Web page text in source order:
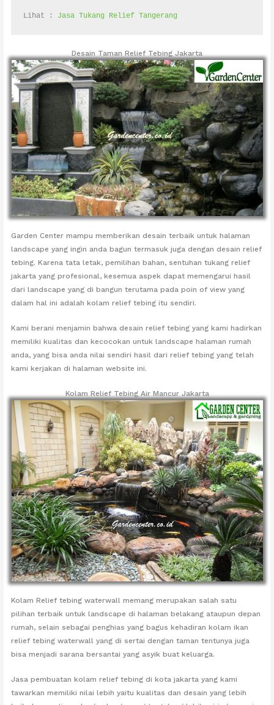
Lihat : Jasa Tukang Relief Tangerang
Desain Taman Relief Tebing Jakarta
Garden Center mampu memberikan desain terbaik untuk halaman
landscape yang ingin anda bagun termasuk juga dengan desain relief
tebing. Karena tata letak, pemilihan bahan, sentuhan tukang relief
jakarta yang profesional, kesemua aspek dapat memengarui hasil
dari landscape yang di bangun terutama pada poin of view yang
dalam hal ini adalah kolam relief tebing itu sendiri.
Kami berani menjamin bahwa desain relief tebing yang kami hadirkan
memiliki kualitas dan kecocokan untuk landscape halaman rumah
anda, yang bisa anda nilai sendiri hasil dari relief tebing yang telah
kami kerjakan di halaman website ini.
Kolam Relief Tebing Air Mancur Jakarta
Kolam Relief tebing waterwall memang merupakan salah satu
pilihan terbaik untuk landscape di halaman belakang ataupun depan
rumah, selain sebagai penghias yang bagus kehadiran kolam ikan
relief tebing waterwall yang di sertai dengan taman tentunya juga
bisa menjadi sarana bersantai yang asyik buat keluarga.
Jasa pembuatan kolam relief tebing di kota jakarta yang kami
tawarkan memiliki nilai lebih yaitu kualitas dan desain yang lebih